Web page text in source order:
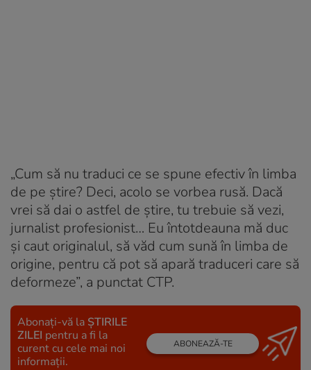
„Cum să nu traduci ce se spune efectiv în limba
de pe știre? Deci, acolo se vorbea rusă. Dacă
vrei să dai o astfel de știre, tu trebuie să vezi,
jurnalist profesionist… Eu întotdeauna mă duc
și caut originalul, să văd cum sună în limba de
origine, pentru că pot să apară traduceri care să
deformeze”, a punctat CTP.
Abonați-vă la ȘTIRILE
ZILEI pentru a fi la
curent cu cele mai noi
informații.
ABONEAZĂ-TE